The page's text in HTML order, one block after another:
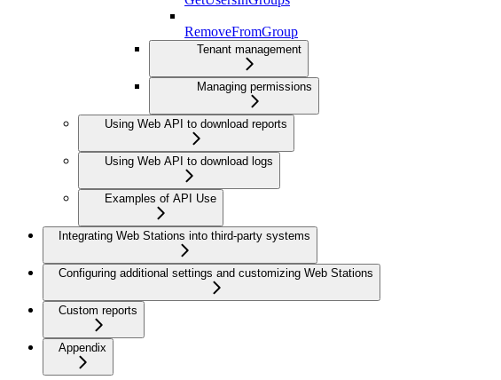
RemoveFromGroup
Tenant management
Managing permissions
Using Web API to download reports
Using Web API to download logs
Examples of API Use
Integrating Web Stations into third-party systems
Configuring additional settings and customizing Web Stations
Custom reports
Appendix